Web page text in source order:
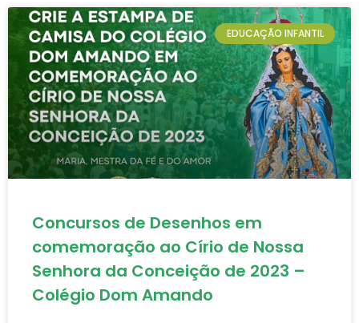
EDUCAÇÃO INFANTIL
Concursos de Desenhos em
comemoração ao Círio de Nossa
Senhora da Conceição de 2023 –
Colégio Dom Amando